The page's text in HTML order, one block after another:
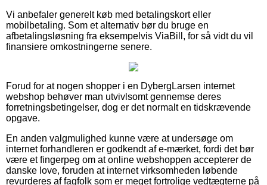
Vi anbefaler generelt køb med betalingskort eller
mobilbetaling. Som et alternativ bør du bruge en
afbetalingsløsning fra eksempelvis ViaBill, for så vidt du vil
finansiere omkostningerne senere.
Forud for at nogen shopper i en DybergLarsen internet
webshop behøver man utvivlsomt gennemse deres
forretningsbetingelser, dog er det normalt en tidskrævende
opgave.
En anden valgmulighed kunne være at undersøge om
internet forhandleren er godkendt af e-mærket, fordi det bør
være et fingerpeg om at online webshoppen accepterer de
danske love, foruden at internet virksomheden løbende
revurderes af fagfolk som er meget fortrolige vedtægterne på